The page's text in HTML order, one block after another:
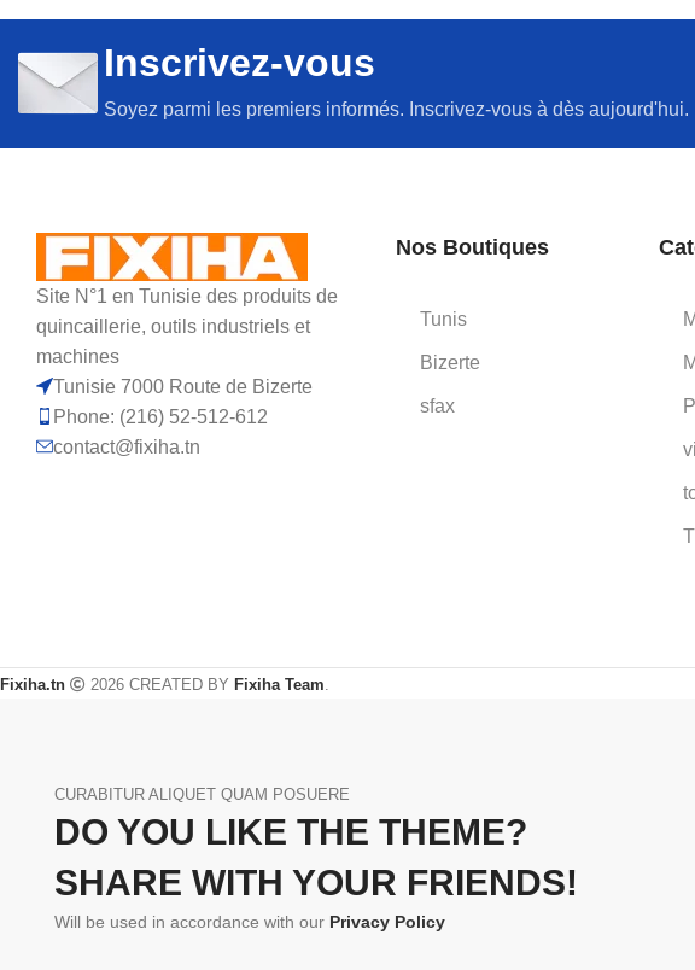
Inscrivez-vous
Soyez parmi les premiers informés. Inscrivez-vous à dès aujourd'hui.
Site N°1 en Tunisie des produits de
quincaillerie, outils industriels et
machines
Tunisie 7000 Route de Bizerte
Phone: (216) 52-512-612
contact@fixiha.tn
Nos Boutiques
Tunis
Bizerte
sfax
Fixiha.tn 2026 CREATED BY Fixiha Team
CURABITUR ALIQUET QUAM POSUERE
DO YOU LIKE THE THEME?
SHARE WITH YOUR FRIENDS!
Will be used in accordance with our Privacy Policy